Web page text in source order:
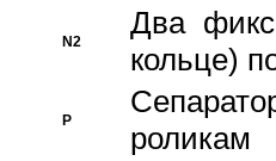
N2
Два
кольце)
P
роликам